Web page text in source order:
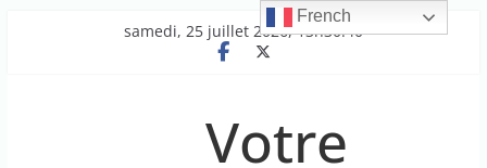
samedi, 25 juillet 2026, 13h30:40
Votre
French